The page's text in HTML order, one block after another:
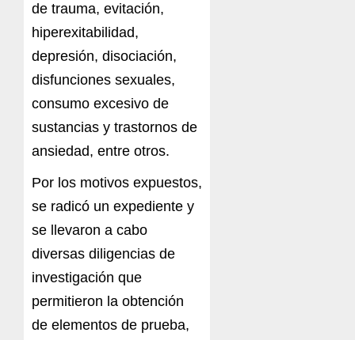
de trauma, evitación,
hiperexitabilidad,
depresión, disociación,
disfunciones sexuales,
consumo excesivo de
sustancias y trastornos de
ansiedad, entre otros.
Por los motivos expuestos,
se radicó un expediente y
se llevaron a cabo
diversas diligencias de
investigación que
permitieron la obtención
de elementos de prueba,